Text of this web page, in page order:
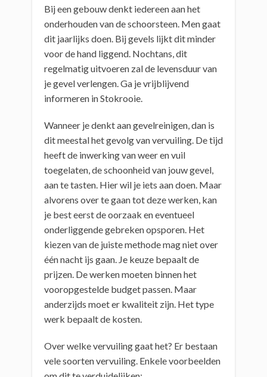
Bij een gebouw denkt iedereen aan het
onderhouden van de schoorsteen. Men gaat
dit jaarlijks doen. Bij gevels lijkt dit minder
voor de hand liggend. Nochtans, dit
regelmatig uitvoeren zal de levensduur van
je gevel verlengen. Ga je vrijblijvend
informeren in Stokrooie.
Wanneer je denkt aan gevelreinigen, dan is
dit meestal het gevolg van vervuiling. De tijd
heeft de inwerking van weer en vuil
toegelaten, de schoonheid van jouw gevel,
aan te tasten. Hier wil je iets aan doen. Maar
alvorens over te gaan tot deze werken, kan
je best eerst de oorzaak en eventueel
onderliggende gebreken opsporen. Het
kiezen van de juiste methode mag niet over
één nacht ijs gaan. Je keuze bepaalt de
prijzen. De werken moeten binnen het
vooropgestelde budget passen. Maar
anderzijds moet er kwaliteit zijn. Het type
werk bepaalt de kosten.
Over welke vervuiling gaat het? Er bestaan
vele soorten vervuiling. Enkele voorbeelden